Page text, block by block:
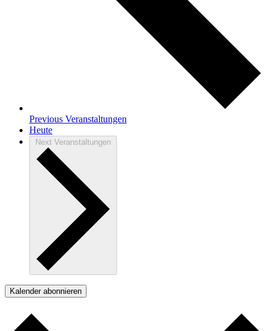
Previous Veranstaltungen
Heute
Next Veranstaltungen
Kalender abonnieren